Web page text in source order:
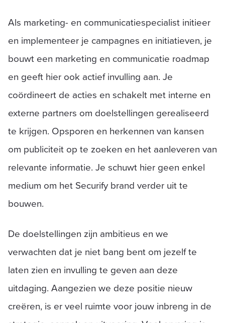
Als marketing- en communicatiespecialist initieer
en implementeer je campagnes en initiatieven, je
bouwt een marketing en communicatie roadmap
en geeft hier ook actief invulling aan. Je
coördineert de acties en schakelt met interne en
externe partners om doelstellingen gerealiseerd
te krijgen. Opsporen en herkennen van kansen
om publiciteit op te zoeken en het aanleveren van
relevante informatie. Je schuwt hier geen enkel
medium om het Securify brand verder uit te
bouwen.
De doelstellingen zijn ambitieus en we
verwachten dat je niet bang bent om jezelf te
laten zien en invulling te geven aan deze
uitdaging. Aangezien we deze positie nieuw
creëren, is er veel ruimte voor jouw inbreng in de